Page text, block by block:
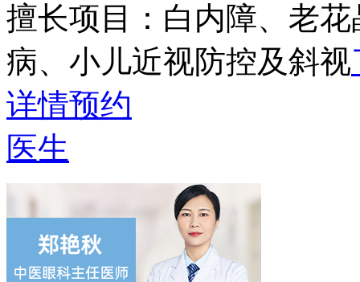
擅长项目： 白内障、老
病、小儿近视防控及斜视
详情预约
医生